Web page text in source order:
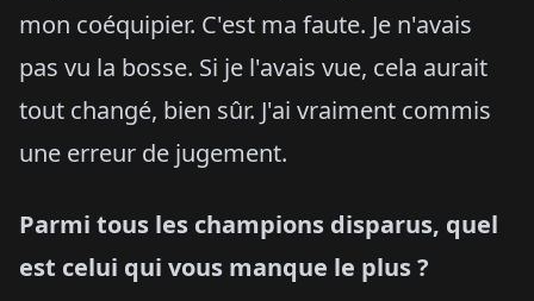
mon coéquipier. C'est ma faute. Je n'avais
pas vu la bosse. Si je l'avais vue, cela aurait
tout changé, bien sûr. J'ai vraiment commis
une erreur de jugement.
Parmi tous les champions disparus, quel
est celui qui vous manque le plus ?